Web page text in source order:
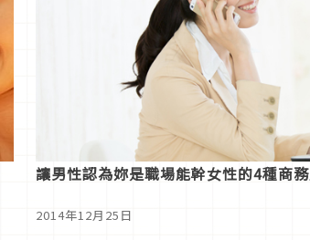
讓男性認為妳是職場能幹女性的4種商
2014年12月25日